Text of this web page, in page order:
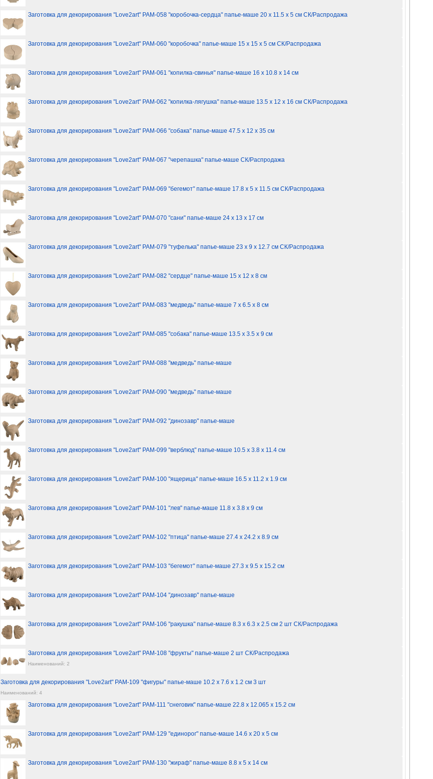
Заготовка для декорирования "Love2art" PAM-058 "коробочка-сердца" папье-маше 20 х 11.5 х 5 см СК/Распродажа
Заготовка для декорирования "Love2art" PAM-060 "коробочка" папье-маше 15 х 15 х 5 см СК/Распродажа
Заготовка для декорирования "Love2art" PAM-061 "копилка-свинья" папье-маше 16 х 10.8 х 14 см
Заготовка для декорирования "Love2art" PAM-062 "копилка-лягушка" папье-маше 13.5 х 12 х 16 см СК/Распродажа
Заготовка для декорирования "Love2art" PAM-066 "собака" папье-маше 47.5 х 12 х 35 см
Заготовка для декорирования "Love2art" PAM-067 "черепашка" папье-маше СК/Распродажа
Заготовка для декорирования "Love2art" PAM-069 "бегемот" папье-маше 17.8 х 5 х 11.5 см СК/Распродажа
Заготовка для декорирования "Love2art" PAM-070 "сани" папье-маше 24 х 13 х 17 см
Заготовка для декорирования "Love2art" PAM-079 "туфелька" папье-маше 23 х 9 х 12.7 см СК/Распродажа
Заготовка для декорирования "Love2art" PAM-082 "сердце" папье-маше 15 х 12 х 8 см
Заготовка для декорирования "Love2art" PAM-083 "медведь" папье-маше 7 х 6.5 х 8 см
Заготовка для декорирования "Love2art" PAM-085 "собака" папье-маше 13.5 х 3.5 х 9 см
Заготовка для декорирования "Love2art" PAM-088 "медведь" папье-маше
Заготовка для декорирования "Love2art" PAM-090 "медведь" папье-маше
Заготовка для декорирования "Love2art" PAM-092 "динозавр" папье-маше
Заготовка для декорирования "Love2art" PAM-099 "верблюд" папье-маше 10.5 х 3.8 х 11.4 см
Заготовка для декорирования "Love2art" PAM-100 "ящерица" папье-маше 16.5 х 11.2 х 1.9 см
Заготовка для декорирования "Love2art" PAM-101 "лев" папье-маше 11.8 х 3.8 х 9 см
Заготовка для декорирования "Love2art" PAM-102 "птица" папье-маше 27.4 х 24.2 х 8.9 см
Заготовка для декорирования "Love2art" PAM-103 "бегемот" папье-маше 27.3 х 9.5 х 15.2 см
Заготовка для декорирования "Love2art" PAM-104 "динозавр" папье-маше
Заготовка для декорирования "Love2art" PAM-106 "ракушка" папье-маше 8.3 х 6.3 х 2.5 см 2 шт СК/Распродажа
Заготовка для декорирования "Love2art" PAM-108 "фрукты" папье-маше 2 шт СК/Распродажа
Наименований: 2
Заготовка для декорирования "Love2art" PAM-109 "фигуры" папье-маше 10.2 х 7.6 х 1.2 см 3 шт
Наименований: 4
Заготовка для декорирования "Love2art" PAM-111 "снеговик" папье-маше 22.8 х 12.065 х 15.2 см
Заготовка для декорирования "Love2art" PAM-129 "единорог" папье-маше 14.6 х 20 х 5 см
Заготовка для декорирования "Love2art" PAM-130 "жираф" папье-маше 8.8 х 5 х 14 см